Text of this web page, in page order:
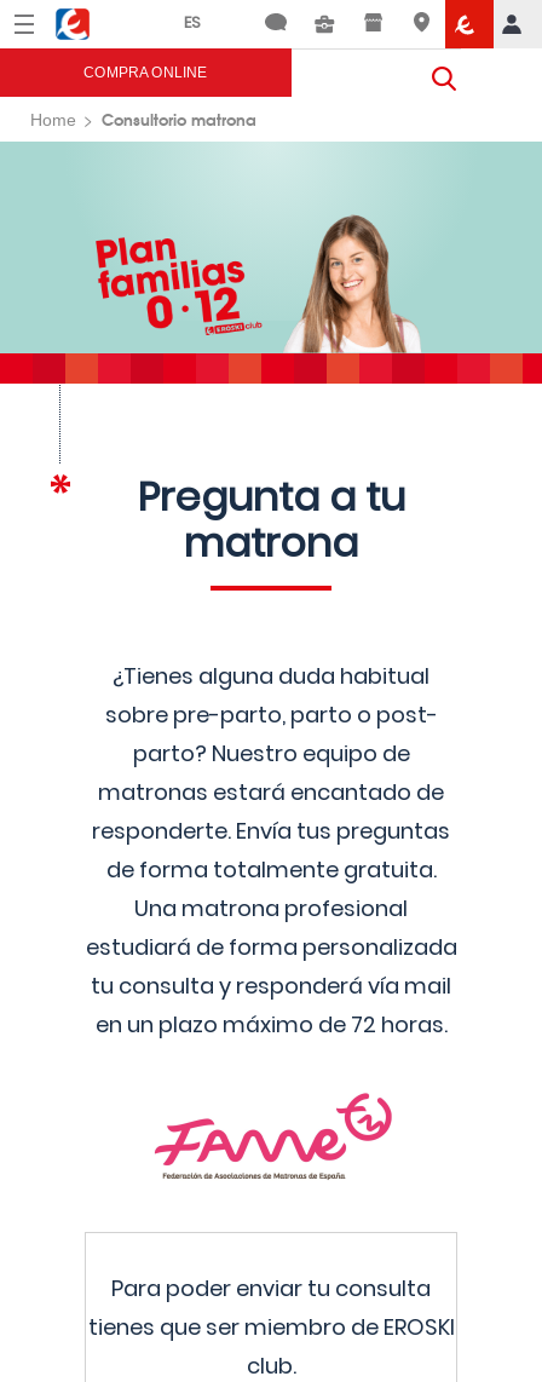
Menú Eroski
COMPRA ONLINE
Home Consultorio matrona
Pregunta a tu
matrona
¿Tienes alguna duda habitual
sobre pre-parto, parto o post-
parto? Nuestro equipo de
matronas estará encantado de
responderte. Envía tus preguntas
de forma totalmente gratuita.
Una matrona profesional
estudiará de forma personalizada
tu consulta y responderá vía mail
en un plazo máximo de 72 horas.
Para poder enviar tu consulta
tienes que ser miembro de EROSKI
club.